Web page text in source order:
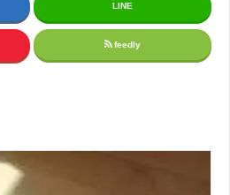
LINE
feedly